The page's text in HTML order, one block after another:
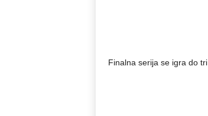
Finalna serija se igra do